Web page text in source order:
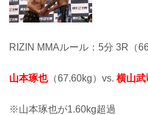
RIZIN MMAルール：5分 3R（
山本琢也（67.60kg）vs. 横山武
※山本琢也が1.60kg超過